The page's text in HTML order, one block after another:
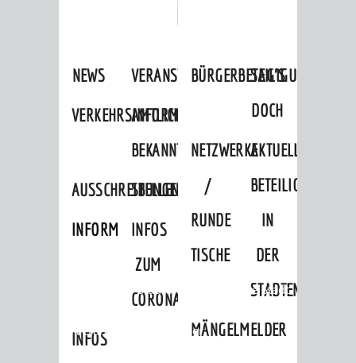
NEWS
VERANSTALTUNGSKALENDER
VERKEHRSINFORMATIONEN
AMTLICHE
BEKANNTMACHUNGEN
AUSSCHREIBUNGEN
INFORMATIONSPFLICHTEN
STELLENANGEBOTE
INFOS
ZUM
CORONAVIRUS
INFOS
BÜRGERBETEILIGUNG
SAG'S
DOCH
NETZWERKE
/
RUNDE
TISCHE
AKTUELLE
BETEILIGUNGEN
IN
DER
MÄNGELMELDER
»Stadtthemen
Unsere Stadt
Ortschaften »Hohensachsen
Veranstaltungskalender